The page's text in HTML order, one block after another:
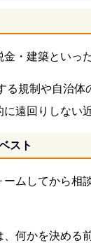
・建築といっ
る規制や自治
遠回りしない
スト
ムしてから相
何かを決める